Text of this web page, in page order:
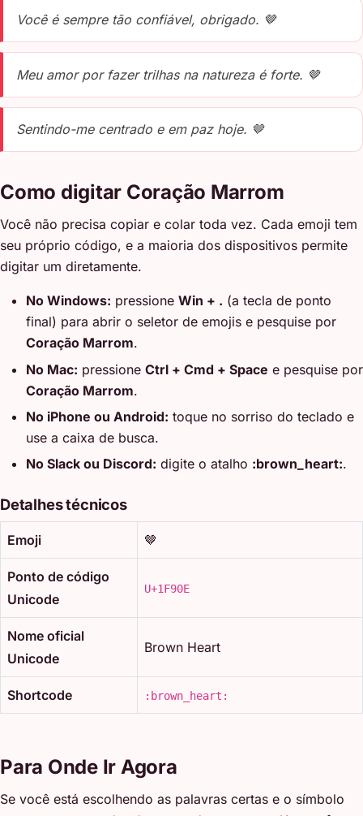
Você é sempre tão confiável, obrigado. 🤎
Meu amor por fazer trilhas na natureza é forte. 🤎
Sentindo-me centrado e em paz hoje. 🤎
Como digitar Coração Marrom
Você não precisa copiar e colar toda vez. Cada emoji tem
seu próprio código, e a maioria dos dispositivos permite
digitar um diretamente.
No Windows: pressione Win + . (a tecla de ponto
final) para abrir o seletor de emojis e pesquise por
Coração Marrom.
No Mac: pressione Ctrl + Cmd + Space e pesquise por
Coração Marrom.
No iPhone ou Android: toque no sorriso do teclado e
use a caixa de busca.
No Slack ou Discord: digite o atalho :brown_heart:.
Detalhes técnicos
Emoji 🤎
Ponto de código
Unicode
U+1F90E
Nome oficial
Unicode
Brown Heart
Shortcode :brown_heart:
Para Onde Ir Agora
Se você está escolhendo as palavras certas e o símbolo